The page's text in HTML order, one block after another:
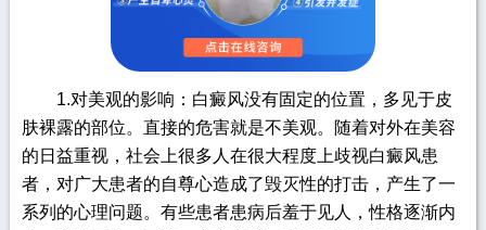
1.对美观的影响：白癜风没有固定的位置，多见于皮
肤裸露的部位。直接的危害就是不美观。随着对外在美容
的日益重视，社会上很多人在很大程度上歧视白癜风患
者，对广大患者的自尊心造成了毁灭性的打击，产生了一
系列的心理问题。有些患者患病后羞于见人，性格逐渐内